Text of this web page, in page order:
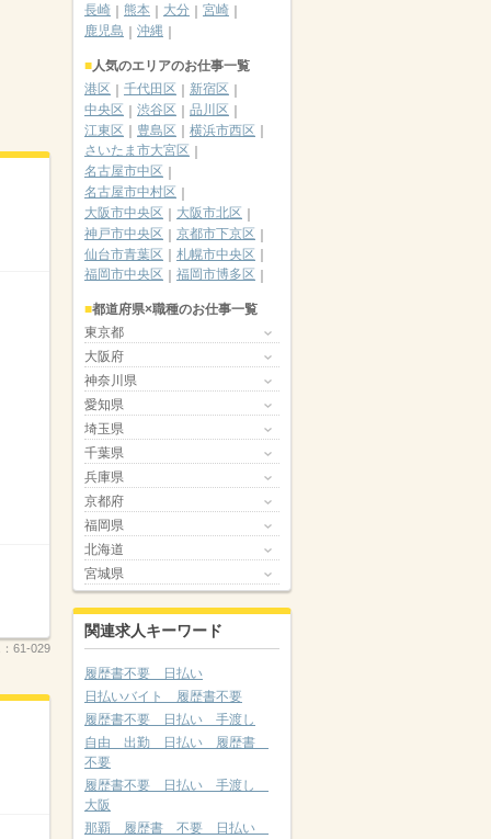
61-029
長崎
熊本 大分
宮崎
鹿児島
沖縄
人気のエリアのお仕事一覧
港区
千代田区
新宿区
中央区
渋谷区
品川区
江東区
豊島区
横浜市西区
さいたま市大宮区
名古屋市中区
名古屋市中村区
大阪市中央区
大阪市北区
神戸市中央区
京都市下京区
仙台市青葉区
札幌市中央区
福岡市中央区
福岡市博多区
都道府県×職種のお仕事一覧
東京都
大阪府
神奈川県
愛知県
埼玉県
千葉県
兵庫県
京都府
福岡県
北海道
宮城県
関連求人キーワード
履歴書不要 日払い
日払いバイト 履歴書不要
履歴書不要 日払い 手渡し
自由 出勤 日払い 履歴書
不要
履歴書不要 日払い 手渡し
大阪
那覇 履歴書 不要 日払い